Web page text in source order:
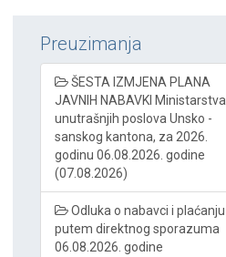
Preuzimanja
ŠESTA IZMJENA PLANA
JAVNIH NABAVKI Ministarstva
unutrašnjih poslova Unsko -
sanskog kantona, za 2026.
godinu 06.08.2026. godine
(07.08.2026)
Odluka o nabavci i plaćanju
putem direktnog sporazuma
06.08.2026. godine